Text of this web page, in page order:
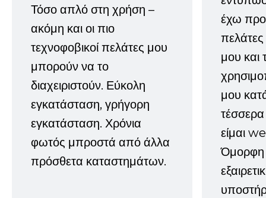
Τόσο απλό στη χρήση –
ακόμη και οι πιο
τεχνοφοβικοί πελάτες μου
μπορούν να το
διαχειριστούν. Εύκολη
εγκατάσταση, γρήγορη
εγκατάσταση. Χρόνια
φωτός μπροστά από άλλα
πρόσθετα καταστημάτων.
έχω
μου και
μου
είμαι
Όμορφη